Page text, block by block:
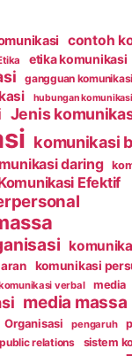
contoh
etika komunikasi
gangguan
hubungan komunikasi
Jenis
komunikasi
daring
Efektif
komunikasi
verbal media
media massa
Organisasi pengaruh
public relations sistem